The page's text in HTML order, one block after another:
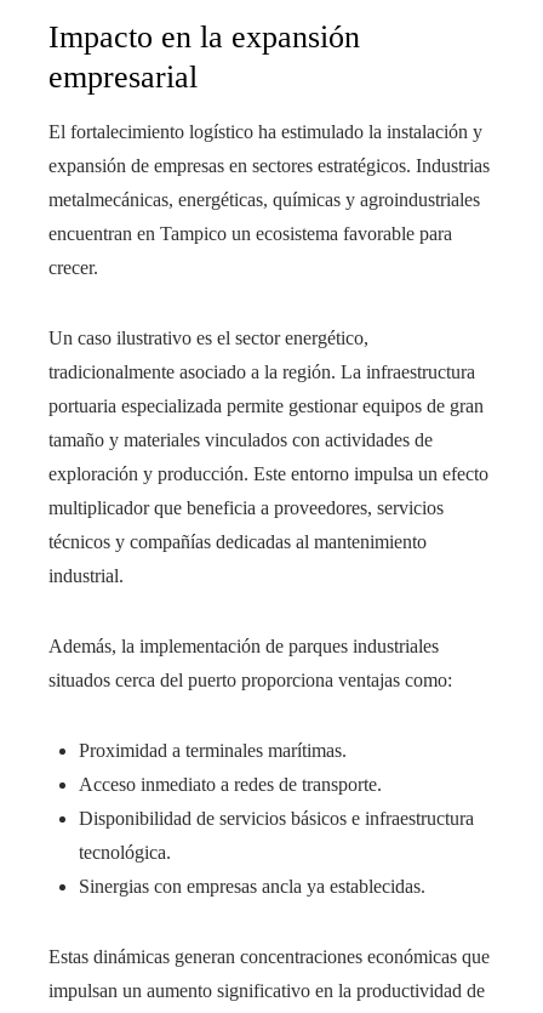
Impacto en la expansión
empresarial
El fortalecimiento logístico ha estimulado la instalación y
expansión de empresas en sectores estratégicos. Industrias
metalmecánicas, energéticas, químicas y agroindustriales
encuentran en Tampico un ecosistema favorable para
crecer.
Un caso ilustrativo es el sector energético,
tradicionalmente asociado a la región. La infraestructura
portuaria especializada permite gestionar equipos de gran
tamaño y materiales vinculados con actividades de
exploración y producción. Este entorno impulsa un efecto
multiplicador que beneficia a proveedores, servicios
técnicos y compañías dedicadas al mantenimiento
industrial.
Además, la implementación de parques industriales
situados cerca del puerto proporciona ventajas como:
Proximidad a terminales marítimas.
Acceso inmediato a redes de transporte.
Disponibilidad de servicios básicos e infraestructura
tecnológica.
Sinergias con empresas ancla ya establecidas.
Estas dinámicas generan concentraciones económicas que
impulsan un aumento significativo en la productividad de